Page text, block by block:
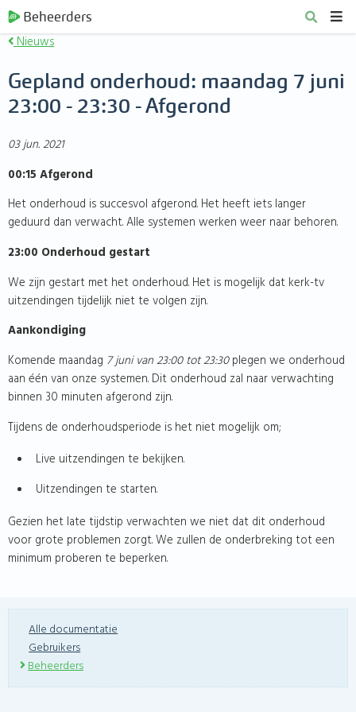
Beheerders
Nieuws
Gepland onderhoud: maandag 7 juni
23:00 - 23:30 - Afgerond
03 jun. 2021
00:15 Afgerond
Het onderhoud is succesvol afgerond. Het heeft iets langer
geduurd dan verwacht. Alle systemen werken weer naar behoren.
23:00 Onderhoud gestart
We zijn gestart met het onderhoud. Het is mogelijk dat kerk-tv
uitzendingen tijdelijk niet te volgen zijn.
Aankondiging
Komende maandag 7 juni van 23:00 tot 23:30plegen we onderhoud
aan één van onze systemen. Dit onderhoud zal naar verwachting
binnen 30 minuten afgerond zijn.
Tijdens de onderhoudsperiode is het niet mogelijk om;
Live uitzendingen te bekijken.
Uitzendingen te starten.
Gezien het late tijdstip verwachten we niet dat dit onderhoud
voor grote problemen zorgt. We zullen de onderbreking tot een
minimum proberen te beperken.
Alle documentatie
Gebruikers
Beheerders